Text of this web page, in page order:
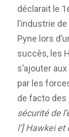
déclarait le
l’industrie
Pyne lors
succès, les
s’ajouter
par les
de facto des
sécurité de
l’] Hawkei